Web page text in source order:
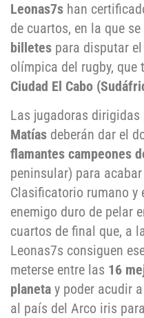
Leonas7s han
de cuartos, en la que
billetes para disputar el
olímpica del rugby, que
Ciudad El Cabo
Las jugadoras dirigidas
Matías deberán dar el
flamantes campeones
peninsular) para
Clasificatorio rumano y
enemigo duro de pelar
cuartos de final que, a
Leonas7s consiguen
meterse entre las 16
planeta y poder acudir
al país del Arco iris